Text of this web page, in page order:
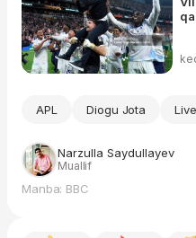
APL Diogu Jota
Narzulla Saydullayev
Muallif
Manba: BBC